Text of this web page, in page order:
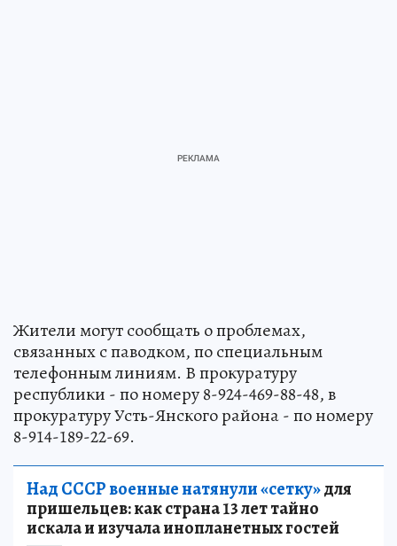
Жители могут сообщать о проблемах,
связанных с паводком, по специальным
телефонным линиям. В прокуратуру
республики - по номеру 8-924-469-88-48, в
прокуратуру Усть-Янского района - по номеру
8-914-189-22-69.
Над СССР военные натянули «сетку»для
пришельцев: как страна 13 лет тайно
искала и изучала инопланетных гостей